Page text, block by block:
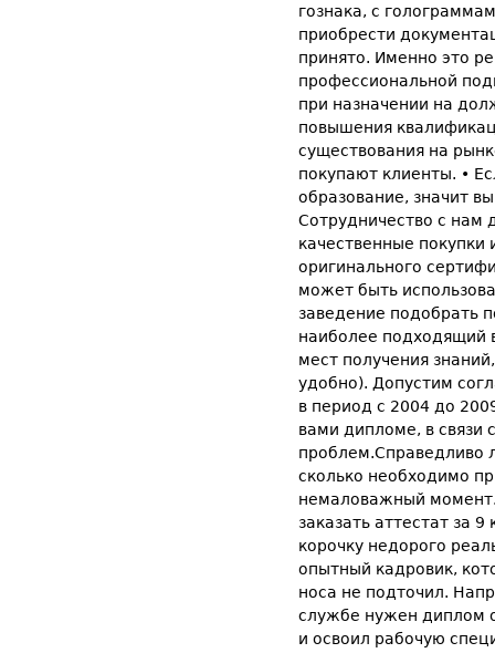
гознака, с
приобрести
принято. Именно это
профессиональной
при назначении на
повышения
существования на
покупают клиенты. •
образование, значит
Сотрудничество с нам
качественные
оригинального
может быть
заведение подобрать
наиболее подходящий
мест получения
удобно). Допустим
в период с 2004 до
вами дипломе, в
проблем.Справедливо
сколько необходимо
немаловажный момент.
заказать аттестат за
корочку недорого
опытный кадровик,
носа не подточил.
службе нужен диплом
и освоил рабочую